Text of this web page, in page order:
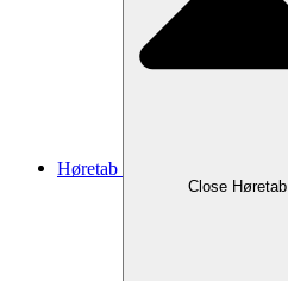
Høretab
Close Høretab